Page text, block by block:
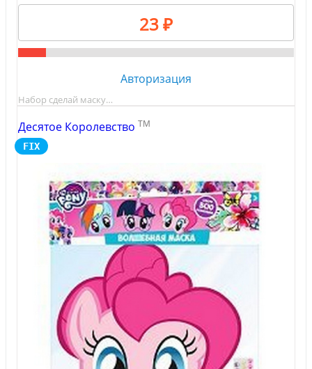
23 ₽
Авторизация
Набор сделай маску…
Десятое Королевство TM
FIX